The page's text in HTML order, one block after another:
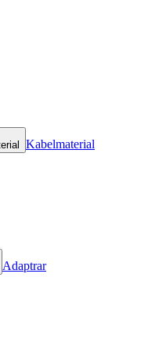
Kabelmaterial
Adaptrar